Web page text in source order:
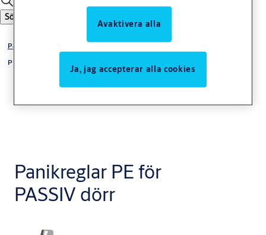
Sök
Panikreglar enligt standard SS-EN 1125
PBE och PE-serien
Panikreglar PE för
PASSIV dörr
Avaktivera alla
Ja, jag accepterar alla cookies